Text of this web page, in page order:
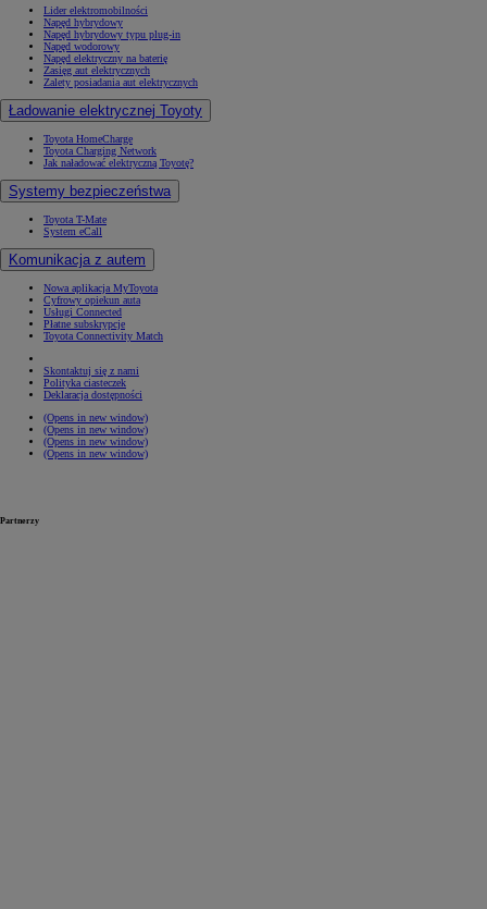
Lider elektromobilności
Napęd hybrydowy
Napęd hybrydowy typu plug-in
Napęd wodorowy
Napęd elektryczny na baterię
Zasięg aut elektrycznych
Zalety posiadania aut elektrycznych
Ładowanie elektrycznej Toyoty
Toyota HomeCharge
Toyota Charging Network
Jak naładować elektryczną Toyotę?
Systemy bezpieczeństwa
Toyota T-Mate
System eCall
Komunikacja z autem
Nowa aplikacja MyToyota
Cyfrowy opiekun auta
Usługi Connected
Płatne subskrypcje
Toyota Connectivity Match
Skontaktuj się z nami
Polityka ciasteczek
Deklaracja dostępności
(Opens in new window)
(Opens in new window)
(Opens in new window)
(Opens in new window)
Partnerzy